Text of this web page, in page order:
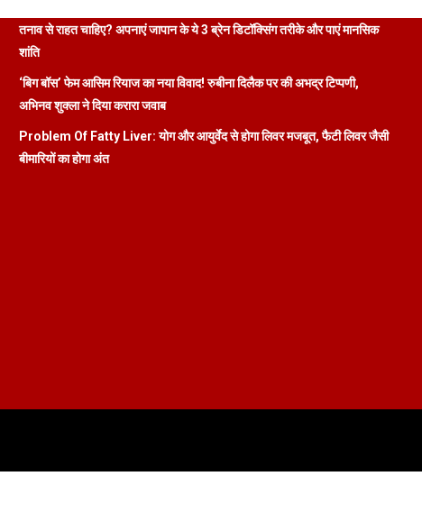
तनाव से राहत चाहिए? अपनाएं जापान के ये 3 ब्रेन डिटॉक्सिंग तरीके और पाएं मानसिक
शांति
‘बिग बॉस’ फेम आसिम रियाज का नया विवाद! रुबीना दिलैक पर की अभद्र टिप्पणी,
अभिनव शुक्ला ने दिया करारा जवाब
Problem Of Fatty Liver: योग और आयुर्वेद से होगा लिवर मजबूत, फैटी लिवर जैसी
बीमारियों का होगा अंत